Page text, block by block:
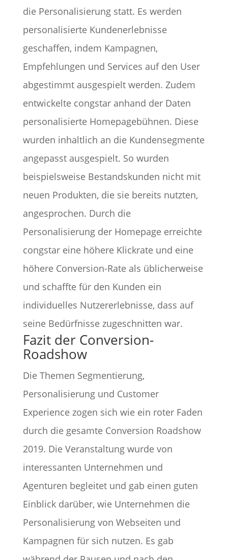
die Personalisierung statt. Es werden
personalisierte Kundenerlebnisse
geschaffen, indem Kampagnen,
Empfehlungen und Services auf den User
abgestimmt ausgespielt werden. Zudem
entwickelte congstar anhand der Daten
personalisierte Homepagebühnen. Diese
wurden inhaltlich an die Kundensegmente
angepasst ausgespielt. So wurden
beispielsweise Bestandskunden nicht mit
neuen Produkten, die sie bereits nutzten,
angesprochen. Durch die
Personalisierung der Homepage erreichte
congstar eine höhere Klickrate und eine
höhere Conversion-Rate als üblicherweise
und schaffte für den Kunden ein
individuelles Nutzererlebnisse, dass auf
seine Bedürfnisse zugeschnitten war.
Fazit der Conversion-
Roadshow
Die Themen Segmentierung,
Personalisierung und Customer
Experience zogen sich wie ein roter Faden
durch die gesamte Conversion Roadshow
2019. Die Veranstaltung wurde von
interessanten Unternehmen und
Agenturen begleitet und gab einen guten
Einblick darüber, wie Unternehmen die
Personalisierung von Webseiten und
Kampagnen für sich nutzen. Es gab